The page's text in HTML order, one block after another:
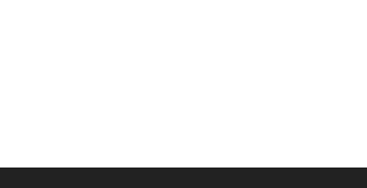
سازی ازسیناوب